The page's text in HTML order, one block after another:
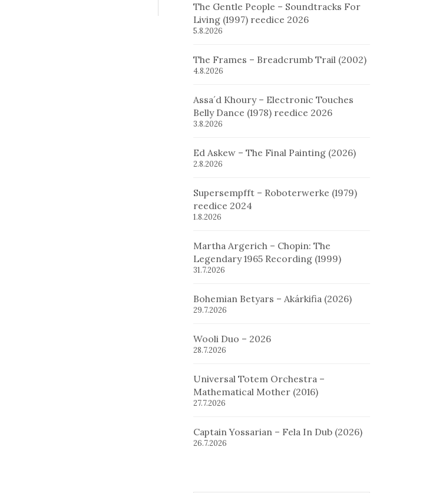
The Gentle People – Soundtracks For
Living (1997) reedice 2026
5.8.2026
The Frames – Breadcrumb Trail (2002)
4.8.2026
Assa´d Khoury – Electronic Touches
Belly Dance (1978) reedice 2026
3.8.2026
Ed Askew – The Final Painting (2026)
2.8.2026
Supersempfft – Roboterwerke (1979)
reedice 2024
1.8.2026
Martha Argerich – Chopin: The
Legendary 1965 Recording (1999)
31.7.2026
Bohemian Betyars – Akárkifia (2026)
29.7.2026
Wooli Duo – 2026
28.7.2026
Universal Totem Orchestra –
Mathematical Mother (2016)
27.7.2026
Captain Yossarian – Fela In Dub (2026)
26.7.2026